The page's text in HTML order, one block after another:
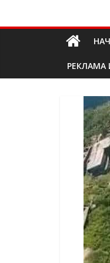
БГ
изкуство|
мода|
събития|
кухня|
реклама|
минало|
РЕКЛАМА